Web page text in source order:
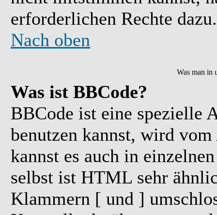
erforderlichen Rechte dazu.
Nach oben
Was man in
Was ist BBCode?
BBCode ist eine spezielle
benutzen kannst, wird
kannst es auch in
selbst ist HTML sehr
Klammern [ und ]